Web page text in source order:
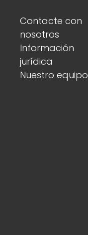
Contacte con
nosotros
Información
jurídica
Nuestro equipo